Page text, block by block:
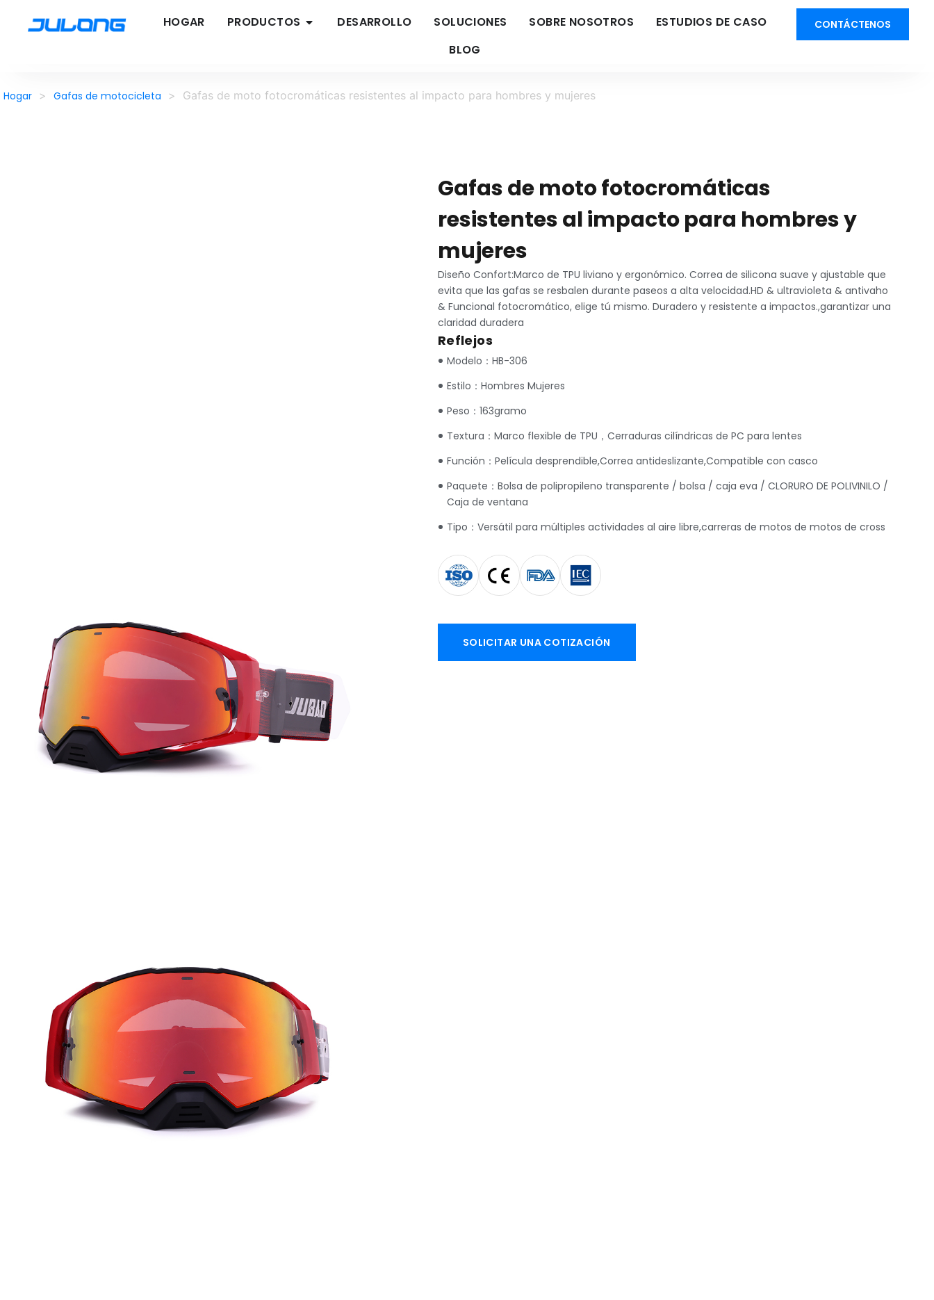
HOGAR PRODUCTOS DESARROLLO SOLUCIONES SOBRE NOSOTROS
ESTUDIOS DE CASO
BLOG
CONTÁCTENOS
Hogar > Gafas de motocicleta > Gafas de moto fotocromáticas resistentes al impacto para hombres y mujeres
Gafas de moto fotocromáticas
resistentes al impacto para hombres y
mujeres
Diseño Confort:Marco de TPU liviano y ergonómico. Correa de silicona suave y ajustable que
evita que las gafas se resbalen durante paseos a alta velocidad.HD & ultravioleta & antivaho
& Funcional fotocromático, elige tú mismo. Duradero y resistente a impactos.,garantizar una
claridad duradera
Reflejos
Modelo：HB-306
Estilo：Hombres Mujeres
Peso：163gramo
Textura：Marco flexible de TPU，Cerraduras cilíndricas de PC para lentes
Función：Película desprendible,Correa antideslizante,Compatible con casco
Paquete：Bolsa de polipropileno transparente / bolsa / caja eva / CLORURO DE POLIVINILO /
Caja de ventana
Tipo：Versátil para múltiples actividades al aire libre,carreras de motos de motos de cross
SOLICITAR UNA COTIZACIÓN